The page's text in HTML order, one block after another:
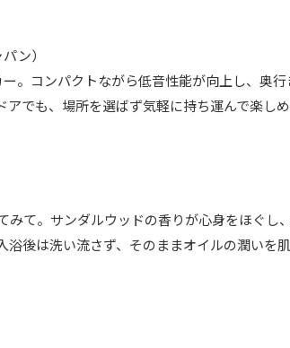
ン）
。コンパクトながら低音性能が向上し、奥行
でも、場所を選ばず気軽に持ち運んで楽しめ
みて。サンダルウッドの香りが心身をほぐし
後は洗い流さず、そのままオイルの潤いを